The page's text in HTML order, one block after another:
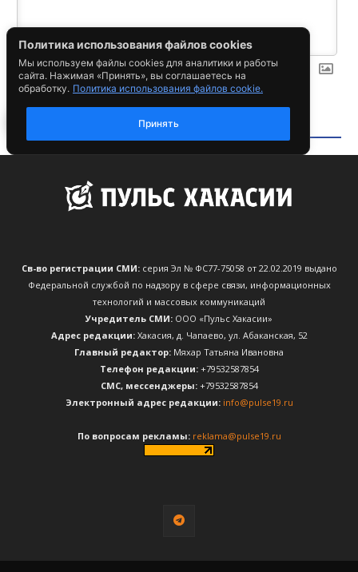
Св-во регистрации СМИ:серия Эл № ФС77-75058 от 22.02.2019 выдано
Федеральной службой по надзору в сфере связи, информационных
технологий и массовых коммуникаций
Учредитель СМИ: ООО «Пульс Хакасии»
Адрес редакции:Хакасия, д. Чапаево, ул. Абаканская, 52
Главный редактор: Мяхар Татьяна Ивановна
Телефон редакции:+79532587854
CМС, мессенджеры:+79532587854
Электронный адрес редакции: info@pulse19.ru
По вопросам рекламы: reklama@pulse19.ru